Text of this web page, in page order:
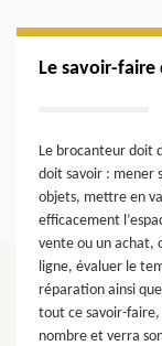
Le savoir-
Le brocanteur doit
doit savoir : mener
objets, mettre en
efficacement
vente ou un achat,
ligne, évaluer le
réparation ainsi
tout ce savoir-
nombre et verra